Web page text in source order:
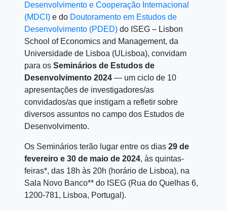
Desenvolvimento e Cooperação Internacional
(MDCI) e do Doutoramento em Estudos de
Desenvolvimento (PDED) do ISEG – Lisbon
School of Economics and Management, da
Universidade de Lisboa (ULisboa), convidam
para os Seminários de Estudos de
Desenvolvimento 2024 — um ciclo de 10
apresentações de investigadores/as
convidados/as que instigam a refletir sobre
diversos assuntos no campo dos Estudos de
Desenvolvimento.
Os Seminários terão lugar entre os dias 29 de
fevereiro e 30 de maio de 2024, às quintas-
feiras*, das 18h às 20h (horário de Lisboa), na
Sala Novo Banco** do ISEG (Rua do Quelhas 6,
1200-781, Lisboa, Portugal).